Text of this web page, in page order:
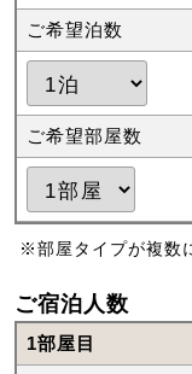
ご希望泊数
ご希望部屋数
※部屋タイプが複数
ご宿泊人数
1部屋目